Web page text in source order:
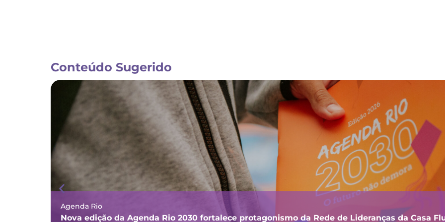
Conteúdo Sugerido
Agenda Rio
Nova edição da Agenda Rio 2030 fortalece protagonismo da Rede de Lideranças da Casa